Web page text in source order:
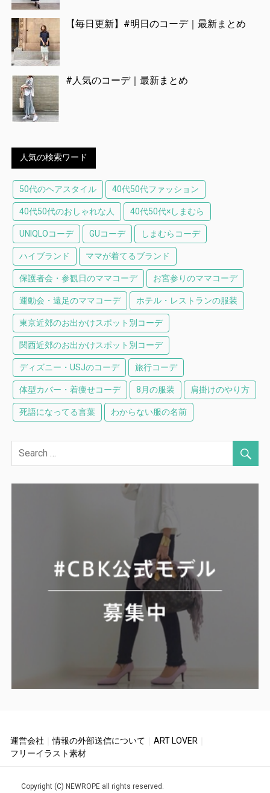
【毎日更新】#明日のコーデ｜最新まとめ
#人気のコーデ｜最新まとめ
人気の検索ワード
50代のヘアスタイル 40代50代ファッション
40代50代のおしゃれな人 40代50代×しまむら
UNIQLOコーデ GUコーデ しまむらコーデ
ハイブランド ママが着てるブランド
保護者会・参観日のママコーデ お宮参りのママコーデ
運動会・遠足のママコーデ ホテル・レストランの服装
東京近郊のお出かけスポット別コーデ
関西近郊のお出かけスポット別コーデ
ディズニー・USJのコーデ 旅行コーデ
体型カバー・着痩せコーデ 8月の服装 肩掛けのやり方
死語になってる言葉 わからない服の名前
運営会社 ｜情報の外部送信について ART LOVER
フリーイラスト素材
Copyright (C) NEWROPE all rights reserved.